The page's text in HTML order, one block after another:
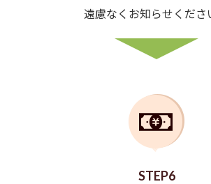
遠慮なくお知らせくださ
STEP6